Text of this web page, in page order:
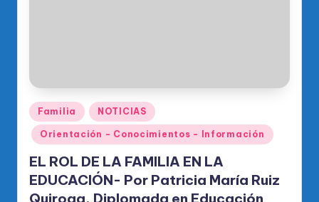
Publicado
en
Familia NOTICIAS
Orientación - Conocimientos - Información
EL ROL DE LA FAMILIA EN LA
EDUCACIÓN- Por Patricia María Ruiz
Quiroga, Diplomada en Educación